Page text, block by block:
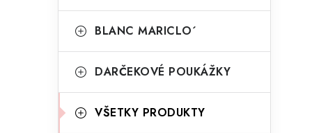
BLANC MARICLO´
DARČEKOVÉ POUKÁŽKY
VŠETKY PRODUKTY